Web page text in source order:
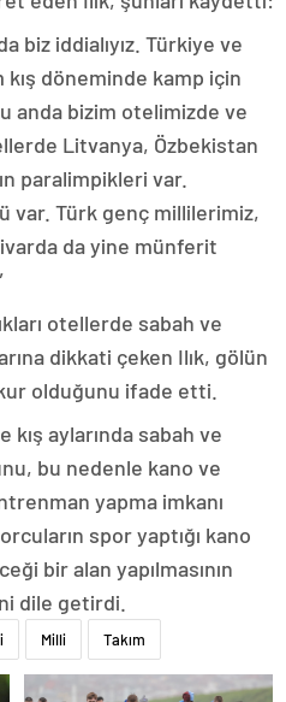
biz iddialıyız. Türkiye ve
kış döneminde kamp için
anda bizim otelimizde ve
Litvanya, Özbekistan
paralimpikleri var.
var. Türk genç millilerimiz,
da yine münferit
otellerde sabah ve
dikkati çeken Ilık, gölün
olduğunu ifade etti.
kış aylarında sabah ve
bu nedenle kano ve
yapma imkanı
spor yaptığı kano
bir alan yapılmasının
dile getirdi.
Milli Takım